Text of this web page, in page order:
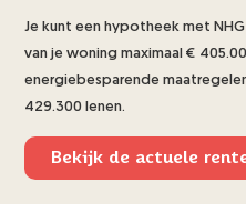
Je kunt een hypotheek met
van je woning maximaal €
energiebesparende
429.300 lenen.
Bekijk de actuele